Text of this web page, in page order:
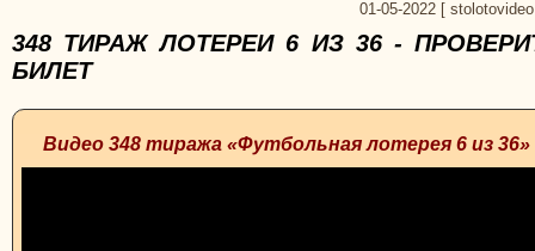
01-05-2022
348 ТИРАЖ ЛОТЕРЕИ 6 ИЗ 36 -
БИЛЕТ
Видео 348 тиража «Футбольная лотерея 6 из 36»